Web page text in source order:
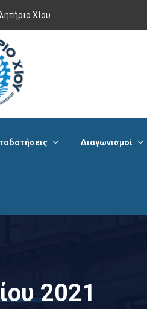
Χίου
Διαγωνισμοί
2021